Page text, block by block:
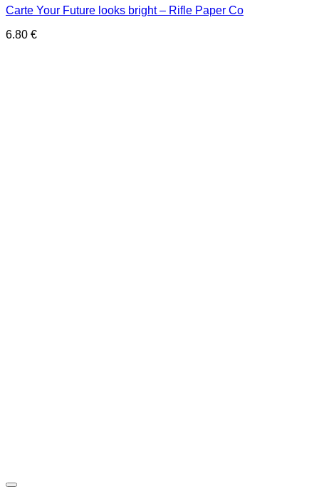
Carte Your Future looks bright – Rifle Paper Co
6.80 €